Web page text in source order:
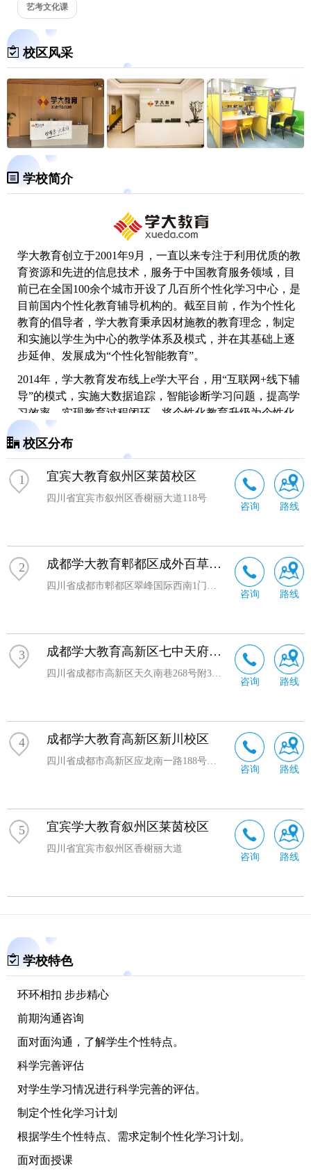
艺考文化课
校区风采
学校简介
学大教育创立于2001年9月，一直以来专注于利用优质的教
育资源和先进的信息技术，服务于中国教育服务领域，目
前已在全国100余个城市开设了几百所个性化学习中心，是
目前国内个性化教育辅导机构的。截至目前，作为个性化
教育的倡导者，学大教育秉承因材施教的教育理念，制定
和实施以学生为中心的教学体系及模式，并在其基础上逐
步延伸、发展成为“个性化智能教育”。
2014年，学大教育发布线上e学大平台，用“互联网+线下辅
导”的模式，实施大数据追踪，智能诊断学习问题，提高学
习效率，实现教育过程闭环，将个性化教育升级为个性化
智能教育。2019年，学大教育发布全新的“双螺旋”教育模
式，将以科技赋能个性化教育，全面开启智慧教育新时
代。未来，学大教育将继续秉承“因材施教，个性为本”的
教育理念，致力于传播教学思想，研究教学方法，开发教
学产品，提供有益的教学服务。
校区分布
1 宜宾大教育叙州区莱茵校区
四川省宜宾市叙州区香榭丽大道118号
咨询 路线
2 成都学大教育郫都区成外百草路校区
四川省成都市郫都区翠峰国际西南1门西北50米A号楼
咨询 路线
3 成都学大教育高新区七中天府长城校区
四川省成都市高新区天久南巷268号附302号3层
咨询 路线
4 成都学大教育高新区新川校区
四川省成都市高新区应龙南一路188号二楼
咨询 路线
5 宜宾学大教育叙州区莱茵校区
四川省宜宾市叙州区香榭丽大道
咨询 路线
学校特色
环环相扣 步步精心
前期沟通咨询
面对面沟通，了解学生个性特点。
科学完善评估
对学生学习情况进行科学完善的评估。
制定个性化学习计划
根据学生个性特点、需求定制个性化学习计划。
面对面授课